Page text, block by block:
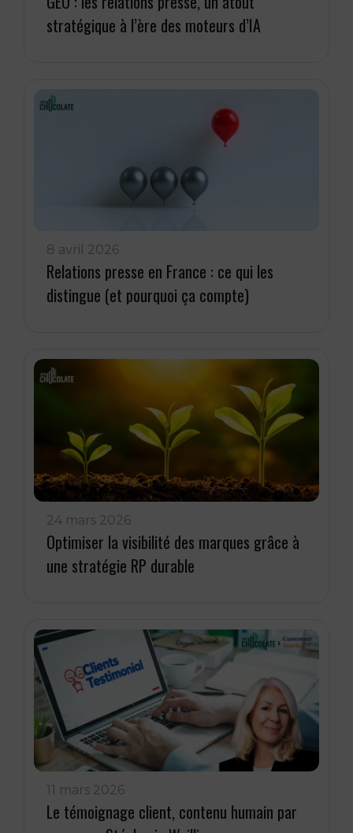
stratégique à l’ère des moteurs d’IA
8 avril 2026
Relations presse en France : ce qui les
distingue (et pourquoi ça compte)
24 mars 2026
Optimiser la visibilité des marques grâce à
une stratégie RP durable
11 mars 2026
Le témoignage client, contenu humain par